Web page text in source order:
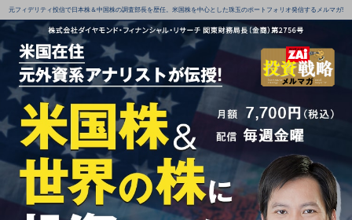
元フィデリティ投信で日本株＆中国株の調査部長を歴任。米国株を中心とした珠玉のポートフォリオ発信するメルマガ!